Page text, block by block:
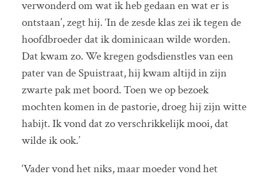
verwonderd om wat ik heb gedaan en wat er is
ontstaan’, zegt hij. ‘In de zesde klas zei ik tegen de
hoofdbroeder dat ik dominicaan wilde worden.
Dat kwam zo. We kregen godsdienstles van een
pater van de Spuistraat, hij kwam altijd in zijn
zwarte pak met boord. Toen we op bezoek
mochten komen in de pastorie, droeg hij zijn witte
habijt. Ik vond dat zo verschrikkelijk mooi, dat
wilde ik ook.’
‘Vader vond het niks, maar moeder vond het